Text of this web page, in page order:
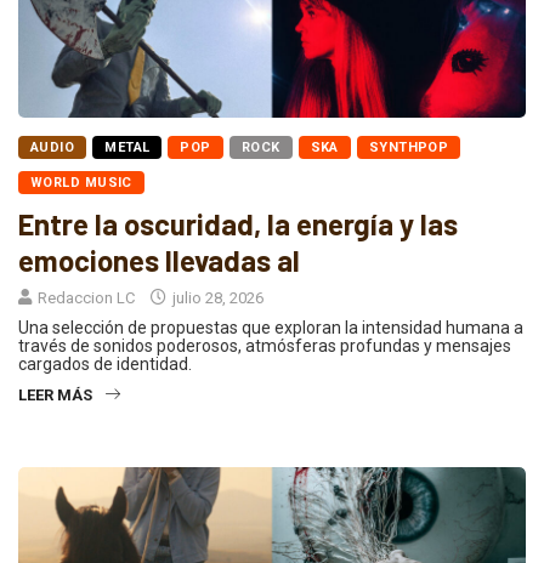
AUDIO METAL POP ROCK SKA SYNTHPOP
WORLD MUSIC
Entre la oscuridad, la energía y las
emociones llevadas al
Redaccion LC julio 28, 2026
Una selección de propuestas que exploran la intensidad humana a
través de sonidos poderosos, atmósferas profundas y mensajes
cargados de identidad.
LEER MÁS